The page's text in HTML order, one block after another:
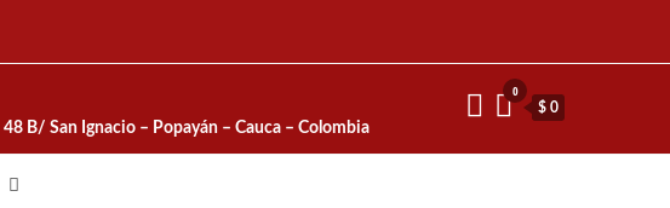
B/ San Ignacio – Popayán – Cauca – Colombia
0
$ 0